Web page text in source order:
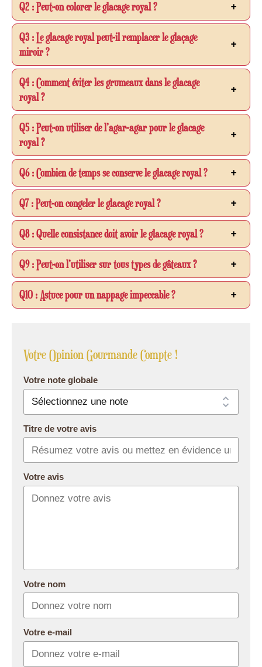
Q2 : Peut-on colorer le glacage royal ?
Q3 : Le glacage royal peut-il remplacer le glaçage
miroir ?
Q4 : Comment éviter les grumeaux dans le glacage
royal ?
Q5 : Peut-on utiliser de l’agar-agar pour le glacage
royal ?
Q6 : Combien de temps se conserve le glacage royal ?
Q7 : Peut-on congeler le glacage royal ?
Q8 : Quelle consistance doit avoir le glacage royal ?
Q9 : Peut-on l’utiliser sur tous types de gâteaux ?
Q10 : Astuce pour un nappage impeccable ?
Votre Opinion Gourmande Compte !
Votre note globale
Titre de votre avis
Votre avis
Votre nom
Votre e-mail